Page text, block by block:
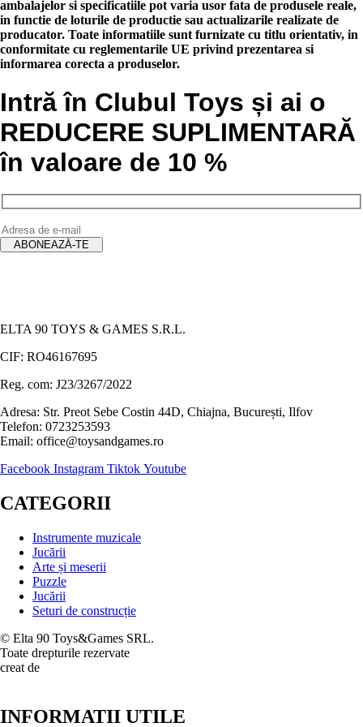
ambalajelor si specificatiile pot varia usor fata de produsele reale,
in functie de loturile de productie sau actualizarile realizate de
producator. Toate informatiile sunt furnizate cu titlu orientativ, in
conformitate cu reglementarile UE privind prezentarea si
informarea corecta a produselor.
Intră în Clubul Toys și ai o
REDUCERE SUPLIMENTARĂ
în valoare de 10 %
ELTA 90 TOYS & GAMES S.R.L.
CIF: RO46167695
Reg. com: J23/3267/2022
Adresa: Str. Preot Sebe Costin 44D, Chiajna, București, Ilfov
Telefon: 0723253593
Email: office@toysandgames.ro
Facebook Instagram Tiktok Youtube
CATEGORII
Instrumente muzicale
Jucării
Arte și meserii
Puzzle
Jucării
Seturi de construcție
© Elta 90 Toys&Games SRL.
Toate drepturile rezervate
creat de
INFORMATII UTILE